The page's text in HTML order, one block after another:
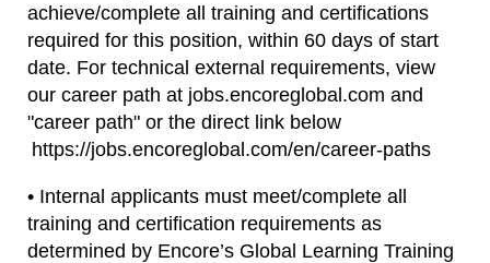
achieve/complete all training and certifications
required for this position, within 60 days of start
date. For technical external requirements, view
our career path at jobs.encoreglobal.com and
"career path" or the direct link below
https://jobs.encoreglobal.com/en/career-paths
• Internal applicants must meet/complete all
training and certification requirements as
determined by Encore’s Global Learning Training